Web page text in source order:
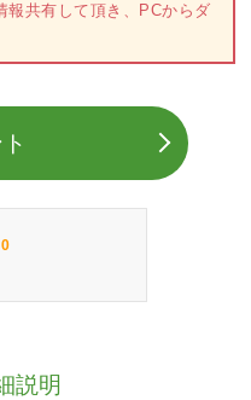
報共有して頂き、PCからダ
0
説明